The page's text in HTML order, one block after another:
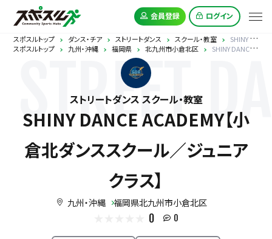
会員登録 ログイン
スポスルトップ ダンス・チア ストリートダンス スクール・教室
SHINY DANCE ACADEMY【小倉北ダンススクール／ジュニアクラス】
スポスルトップ
九州・沖縄 福岡県 北九州市小倉北区 SHINY DANCE ACADEMY【小倉北ダンススクール／ジュニアクラス】
STREET
ストリートダンス スクール・教室
SHINY DANCE ACADEMY【小
倉北ダンススクール／ジュニア
クラス】
九州・沖縄 福岡県北九州市小倉北区
0 0